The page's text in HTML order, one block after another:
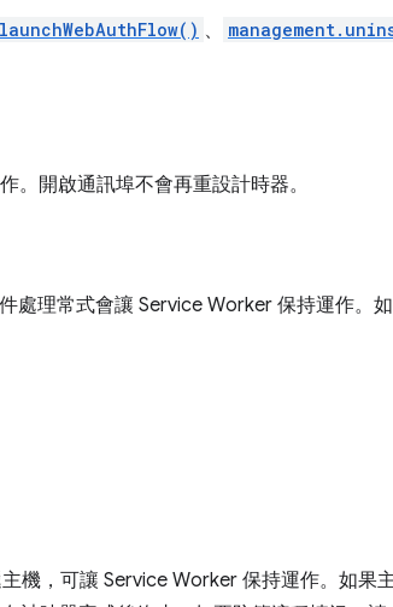
、
。開啟通訊埠不會再重設計時器。
處理常式會讓 Service Worker 保持運作。如
機，可讓 Service Worker 保持運作。如果